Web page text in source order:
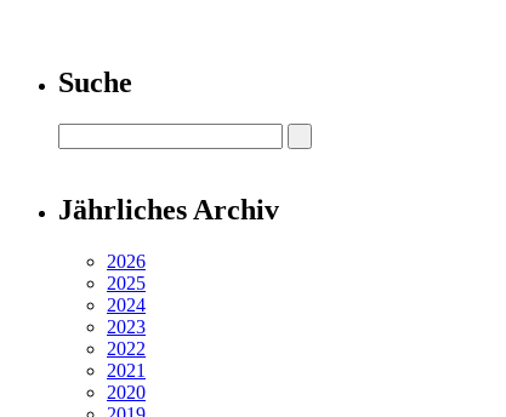
Suche
Jährliches Archiv
2026
2025
2024
2023
2022
2021
2020